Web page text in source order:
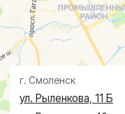
Ревматолог
Терапевт
Капельницы здоровья
Лечение по ДМС
Лечебные блокады
Малоинвазивная
хирургия